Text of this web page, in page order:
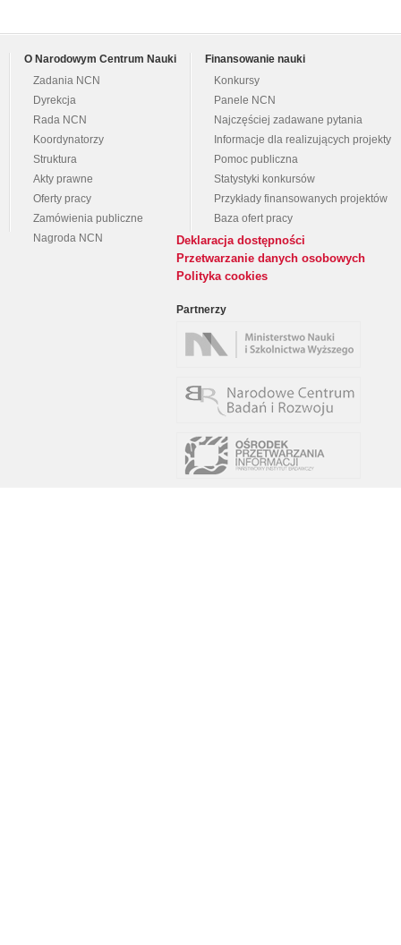
O Narodowym Centrum Nauki
Zadania NCN
Dyrekcja
Rada NCN
Koordynatorzy
Struktura
Akty prawne
Oferty pracy
Zamówienia publiczne
Nagroda NCN
Finansowanie nauki
Konkursy
Panele NCN
Najczęściej zadawane pytania
Informacje dla realizujących projekty
Pomoc publiczna
Statystyki konkursów
Przykłady finansowanych projektów
Baza ofert pracy
Deklaracja dostępności
Przetwarzanie danych osobowych
Polityka cookies
Partnerzy